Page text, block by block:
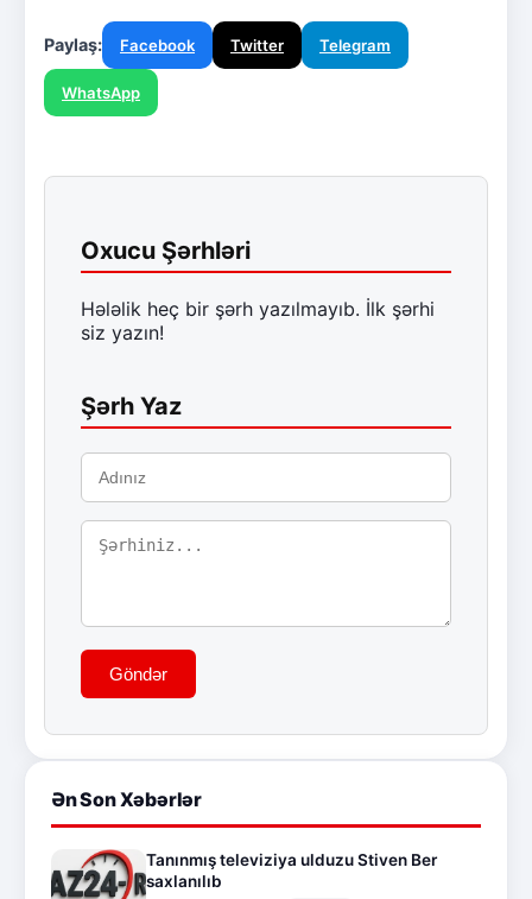
Paylaş: Facebook Twitter Telegram
WhatsApp
Oxucu Şərhləri
Hələlik heç bir şərh yazılmayıb. İlk şərhi
siz yazın!
Şərh Yaz
Göndər
Ən Son Xəbərlər
Tanınmış televiziya ulduzu Stiven Ber
saxlanılıb